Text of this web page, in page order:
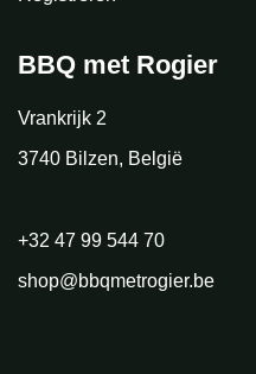
BBQ met Rogier
Vrankrijk 2
3740 Bilzen, België
+32 47 99 544 70
shop@bbqmetrogier.be